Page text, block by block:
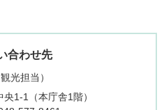
合わせ先
観光担当
1-1（本庁舎1階）